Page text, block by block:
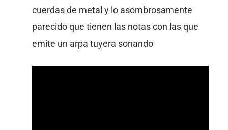
cuerdas de metal y lo asombrosamente
parecido que tienen las notas con las que
emite un arpa tuyera sonando